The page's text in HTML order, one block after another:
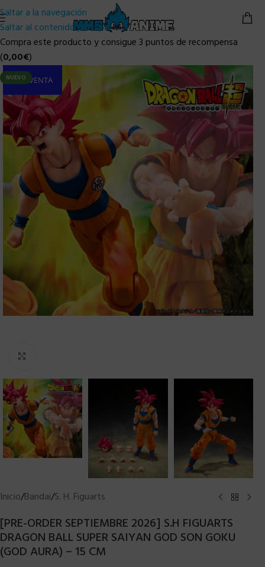
Saltar a la navegación
Saltar al contenido principal
Compra este producto y consigue 3 puntos de recompensa
(0,00€)
NUEVO
PRE-VENTA
Inicio/Bandai/S. H. Figuarts
[PRE-ORDER SEPTIEMBRE 2026] S.H FIGUARTS
DRAGON BALL SUPER SAIYAN GOD SON GOKU
(GOD AURA) – 15 CM